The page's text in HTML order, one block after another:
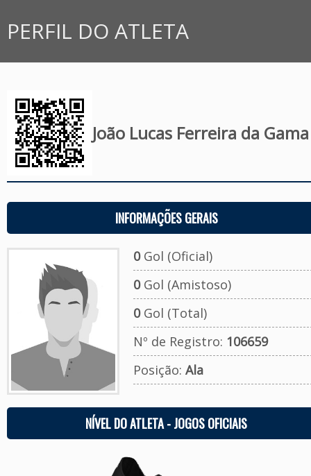
PERFIL DO ATLETA
João Lucas Ferreira da Gama
INFORMAÇÕES GERAIS
0Gol (Oficial)
0Gol (Amistoso)
0Gol (Total)
Nº de Registro: 106659
Posição: Ala
NÍVEL DO ATLETA - JOGOS OFICIAIS